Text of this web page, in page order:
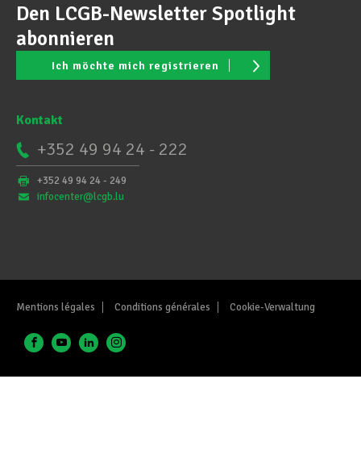
Den LCGB-Newsletter Spotlight
abonnieren
Ich möchte mich registrieren
Kontakt
+352 49 94 24 - 222
+352 49 94 24 - 249
infocenter@lcgb.lu
Mentions légales Conditions générales Cookie-Verwaltung